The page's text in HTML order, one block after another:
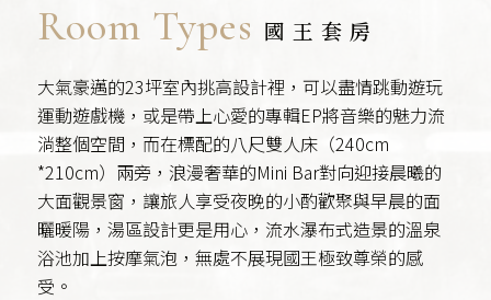
Room Types 國王套房
大氣豪邁的23坪室內挑高設計裡，可以盡情跳動遊玩
運動遊戲機，或是帶上心愛的專輯EP將音樂的魅力流
淌整個空間，而在標配的八尺雙人床（240cm
*210cm）兩旁，浪漫奢華的Mini Bar對向迎接晨曦的
大面觀景窗，讓旅人享受夜晚的小酌歡聚與早晨的面
曬暖陽，湯區設計更是用心，流水瀑布式造景的溫泉
浴池加上按摩氣泡，無處不展現國王極致尊榮的感
受。